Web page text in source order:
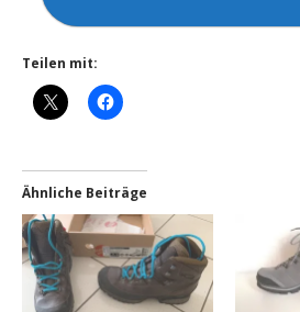
Teilen mit:
Ähnliche Beiträge